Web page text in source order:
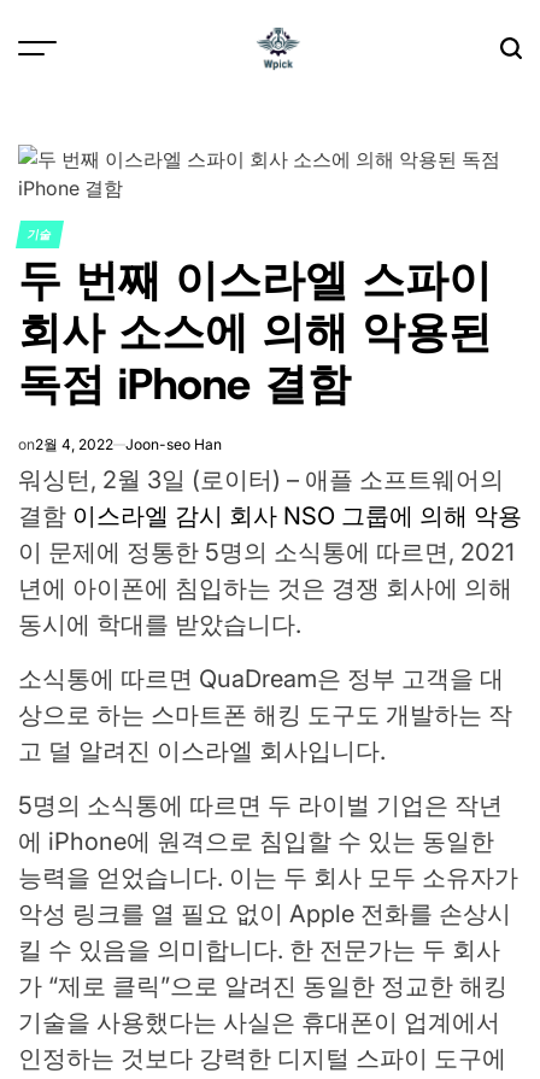
POSTED
IN
기술
두 번째 이스라엘 스파이
회사 소스에 의해 악용된
독점 iPhone 결함
on2월 4, 2022 Joon-seo Han
워싱턴, 2월 3일 (로이터) – 애플 소프트웨어의
결함 이스라엘 감시 회사 NSO 그룹에 의해 악용
이 문제에 정통한 5명의 소식통에 따르면, 2021
년에 아이폰에 침입하는 것은 경쟁 회사에 의해
동시에 학대를 받았습니다.
소식통에 따르면 QuaDream은 정부 고객을 대
상으로 하는 스마트폰 해킹 도구도 개발하는 작
고 덜 알려진 이스라엘 회사입니다.
5명의 소식통에 따르면 두 라이벌 기업은 작년
에 iPhone에 원격으로 침입할 수 있는 동일한
능력을 얻었습니다. 이는 두 회사 모두 소유자가
악성 링크를 열 필요 없이 Apple 전화를 손상시
킬 수 있음을 의미합니다. 한 전문가는 두 회사
가 “제로 클릭”으로 알려진 동일한 정교한 해킹
기술을 사용했다는 사실은 휴대폰이 업계에서
인정하는 것보다 강력한 디지털 스파이 도구에